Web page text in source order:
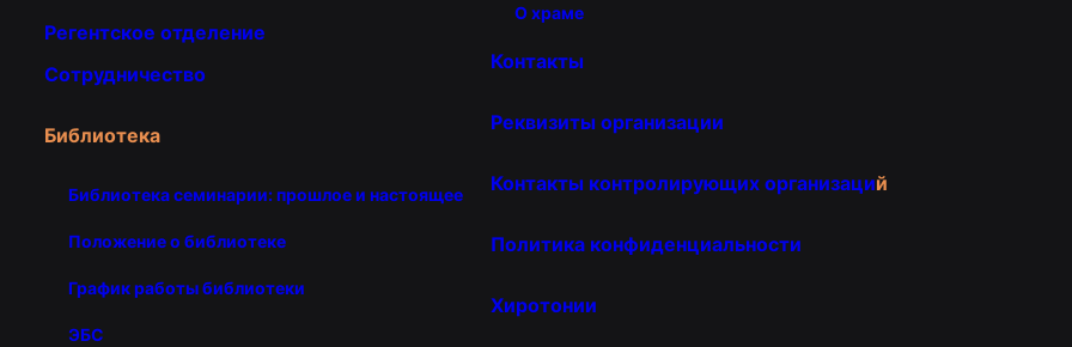
Регентское отделение
Сотрудничество
Библиотека
Библиотека семинарии: прошлое и настоящее
Положение о библиотеке
График работы библиотеки
ЭБС
О храме
Контакты
Реквизиты организации
Контакты контролирующих организаций
Политика конфиденциальности
Хиротонии